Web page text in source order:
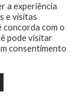
a experiência
e visitas
concorda com o
pode visitar
consentimento